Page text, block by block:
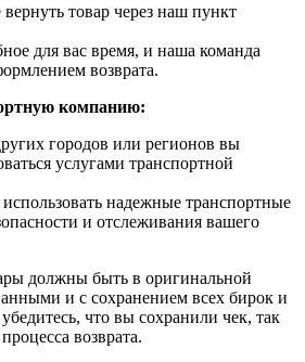
товар через наш пункт
для вас время, и наша команда
возврата.
компанию:
городов или регионов вы
услугами транспортной
надежные транспортные
и отслеживания вашего
должны быть в оригинальной
и с сохранением всех бирок и
что вы сохранили чек, так
возврата.